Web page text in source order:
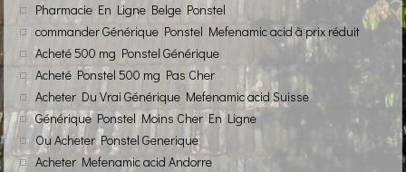
Pharmacie En Ligne Belge Ponstel
commander Générique Ponstel Mefenamic acid à prix réduit
Acheté 500 mg Ponstel Générique
Acheté Ponstel 500 mg Pas Cher
Acheter Du Vrai Générique Mefenamic acid Suisse
Générique Ponstel Moins Cher En Ligne
Ou Acheter Ponstel Generique
Acheter Mefenamic acid Andorre